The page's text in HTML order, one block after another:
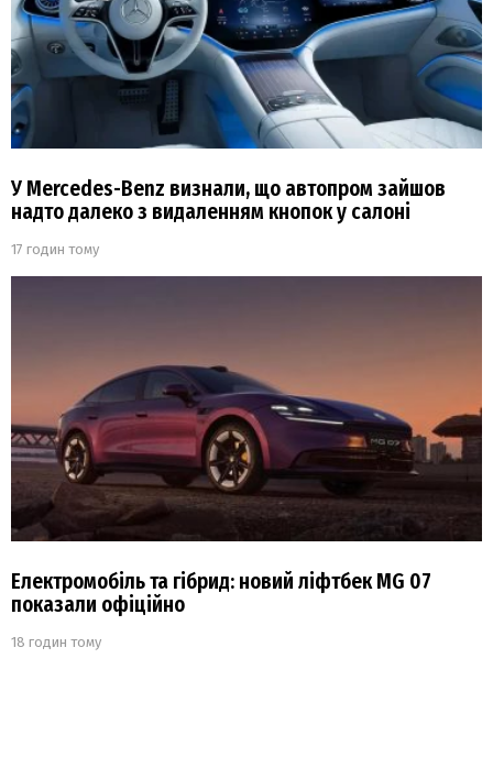
У Mercedes-Benz визнали, що автопром зайшов
надто далеко з видаленням кнопок у салоні
17 годин тому
Електромобіль та гібрид: новий ліфтбек MG 07
показали офіційно
18 годин тому